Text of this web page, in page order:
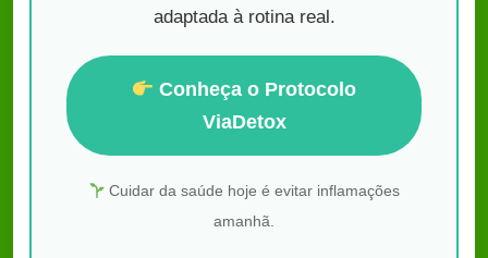
adaptada à rotina real.
Conheça o Protocolo
ViaDetox
Cuidar da saúde hoje é evitar inflamações
amanhã.